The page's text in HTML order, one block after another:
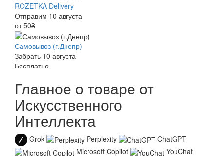
ROZETKA Delivery
Отправим 10 августа
от 50₴
Самовывоз (г.Днепр)
Забрать 10 августа
Бесплатно
Главное о товаре от
Искусственного
Интеллекта
Grok Perplexity
ChatGPT
Microsoft Copilot
YouChat